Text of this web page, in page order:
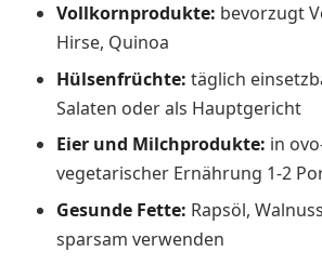
Vollkornprodukte: bevorzugt
Hirse, Quinoa
Hülsenfrüchte: täglich
Salaten oder als Hauptgericht
Eier und Milchprodukte: in
vegetarischer Ernährung 1-2
Gesunde Fette: Rapsöl,
sparsam verwenden